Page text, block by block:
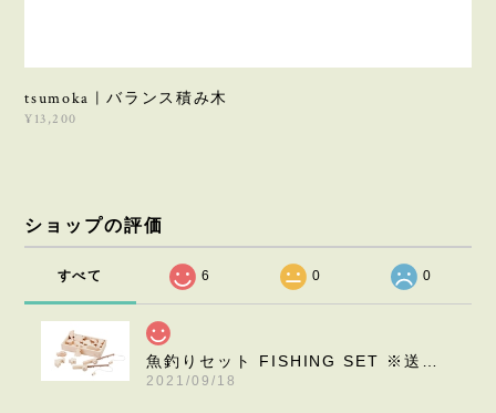
tsumoka | バランス積み木
¥13,200
ショップの評価
すべて 6 0 0
魚釣りセット FISHING SET ※送料無料 | 木のおもちゃ 誕生日祝い 釣りゲーム
2021/09/18